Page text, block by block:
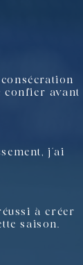
confier avant
j’ai
à créer
saison.